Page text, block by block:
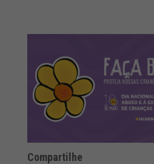
Compartilhe